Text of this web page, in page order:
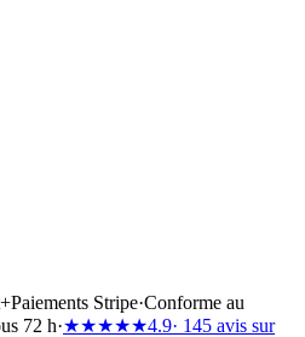
+Paiements Stripe·Conforme au
72 h·★★★★★4.9· 145 avis sur